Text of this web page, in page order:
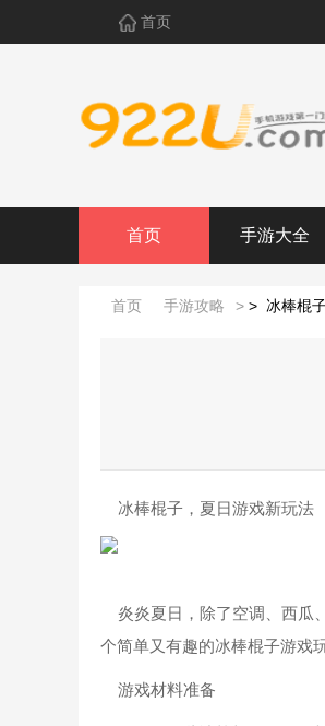
首页
首页 手游大全
首页 >
手游攻略 > 冰棒棍
冰棒棍子，夏日游戏新玩法
炎炎夏日，除了空调、西瓜
个简单又有趣的冰棒棍子游戏
游戏材料准备